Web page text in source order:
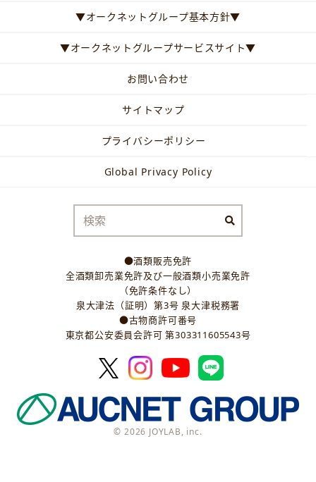
▼オークネットグループ基本方針▼
▼オークネットグループサービスサイト▼
お問い合わせ
サイトマップ
プライバシーポリシー
Global Privacy Policy
●酒類販売免許
全酒類卸売業免許及び一般酒類小売業免許
（免許条件なし）
泉大津法（証明）第3号 泉大津税務署
●古物商許可番号
東京都公安委員会許可 第303311605543号
© 2026 JOYLAB, inc.